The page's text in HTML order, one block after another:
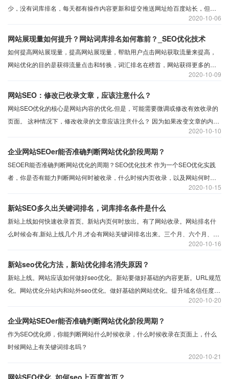
10-06
2020
少，没有词库排名，每天都有操作内容更新和提交推送网址给百度站长，但网
站收录和排名变化不大，网站收录量仍然较少，没有关键词排名流量。
10-09
2020
网站展现量如何提升？网站词库排名如何靠前？_SEO优化技术
如何提高网站展现量，提高网站展现量，帮助用户点击网站获取流量来提高，
网站优化的目的是获得流量点击和转换，词汇排名在榜首，网站获得更多的展
10-10
2020
网站SEO：修改已收录文章，应该注意什么？
网站SEO优化的核心是网站内容的优化.但是，可能需要微调或修改有效收录的
页面。 这种情况下，修改收录的文章应该注意什么？ 因为如果改变文章的内
10-15
2020
企业网站SEOer能否准确判断网站优化阶段周期？
SEOER能否准确判断网站优化的周期？SEO优化技术 作为一个SEO优化实践
者，你是否有能力判断网站何时被收录，什么时候内页收录，以及网站何时有
10-16
2020
新站SEO多久出关键词排名，词库排名条件是什么
新站上线如何快速收录首页。新站内页何时放出。有了网站收录。网站排名什
么时候会有,新站上线几个月,才会有网站关键词排名出来。三个月、六个月、还
是九个月。新站出关键词的时间一直是新站站长最关注的问题。就此分享新站
出词时间及出词条件。
10-20
2020
新站seo优化方法，新站优化排名消失原因？
新站上线。网站应该如何做好seo优化。新站要做好基础的内容更新。URL规范
化。网站优化分站内和站外seo优化。做好基础的网站优化。提升域名信任度。
提升网站内容质量。做好提交推送。明确了解新站有新站考核期。稳定持续优
化度过新站期。网站优化方向对。网站优化排名会稳定。
10-21
2020
企业网站SEOer能否准确判断网站优化阶段周期？
作为SEO优化师，你能判断网站什么时候收录，什么时候收录在页面上，什么
时候网站上有关键词排名吗？
网站SEO优化_如何seo上百度首页？